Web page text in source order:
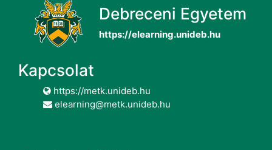
Debreceni Egyetem
https://elearning.unideb.hu
Kapcsolat
https://metk.unideb.hu
elearning@metk.unideb.hu